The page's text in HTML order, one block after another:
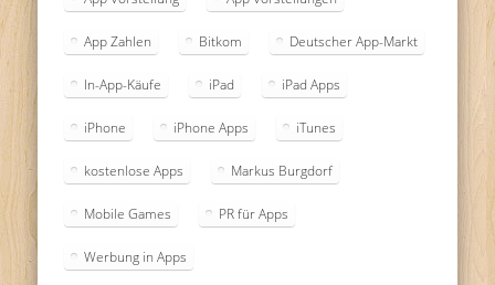
App Zahlen Bitkom Deutscher App-Markt
In-App-Käufe iPad iPad Apps
iPhone iPhone Apps iTunes
kostenlose Apps Markus Burgdorf
Mobile Games PR für Apps
Werbung in Apps